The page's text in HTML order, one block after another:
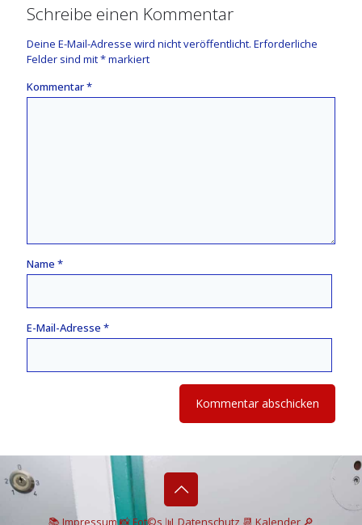
Schreibe einen Kommentar
Deine E-Mail-Adresse wird nicht veröffentlicht. Erforderliche
Felder sind mit*markiert
Kommentar*
Name *
E-Mail-Adresse *